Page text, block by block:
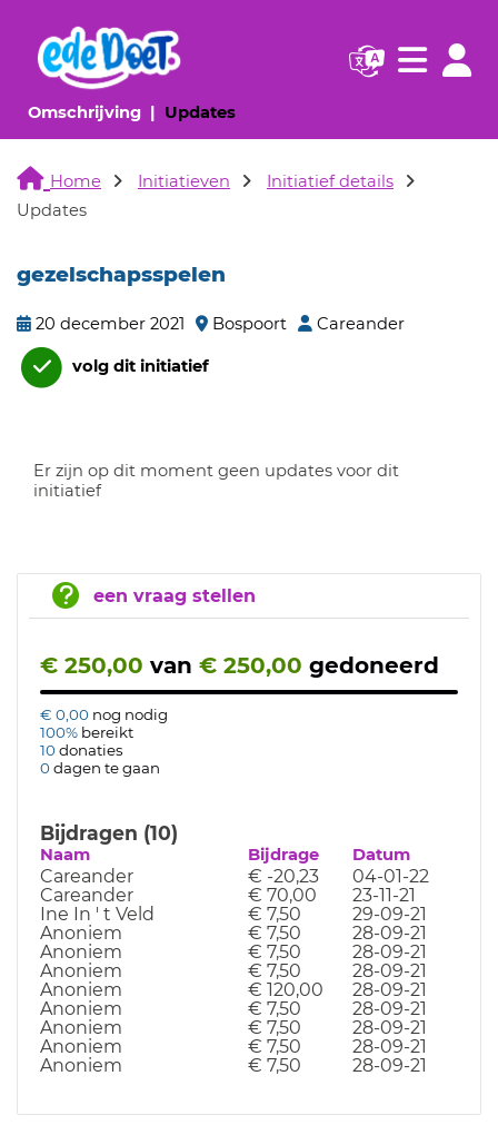
Omschrijving(huidige pagina)
Updates(huidige pagina)
Navigatie
Home Initiatieven
Initiatief details
Updates
gezelschapsspelen
20 december 2021 Bospoort Careander
volg dit initiatief
Er zijn op dit moment geen updates voor dit
initiatief
een vraag stellen
€ 250,00 van € 250,00 gedoneerd
€ 0,00 nog nodig
100% bereikt
10donaties
0dagen te gaan
Bijdragen (10)
Naam Bijdrage Datum
Careander € -20,23
04-01-22
Careander
€ 70,00
23-11-21
Ine In ' t Veld
€ 7,50
29-09-21
Anoniem
€ 7,50
28-09-21
Anoniem
€ 7,50
28-09-21
Anoniem
€ 7,50
28-09-21
Anoniem
€ 120,00
28-09-21
Anoniem
€ 7,50
28-09-21
Anoniem
€ 7,50
28-09-21
Anoniem
€ 7,50
28-09-21
Anoniem
€ 7,50 28-09-21